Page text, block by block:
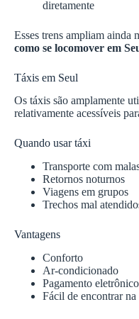
diretamente
Esses trens ampliam ainda
como se locomover em
Táxis em Seul
Os táxis são amplamente
relativamente acessíveis
Quando usar táxi
Transporte com
Retornos noturnos
Viagens em grupos
Trechos mal
Vantagens
Conforto
Ar-condicionado
Pagamento eletrônico
Fácil de encontrar